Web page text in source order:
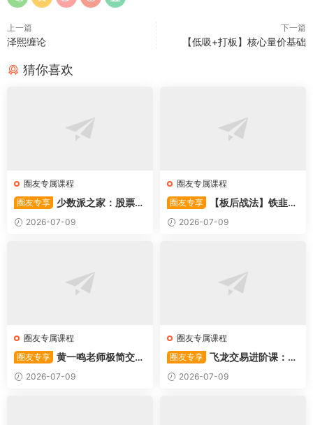
上一篇
泽熙缠论
下一篇
【低吸+打板】核心量价基础
猜你喜欢
圈友专属课程
圈友专享
少数派之家：股票操
作系统—从入门到精通
2026-07-09
圈友专属课程
圈友专享
【板后战法】铁韭菜
板后强势战法
2026-07-09
圈友专属课程
圈友专享 黄一鸣老师极简交易
系统2026-07-09
圈友专属课程
圈友专享 飞龙交易进阶课：共
振战法
2026-07-09